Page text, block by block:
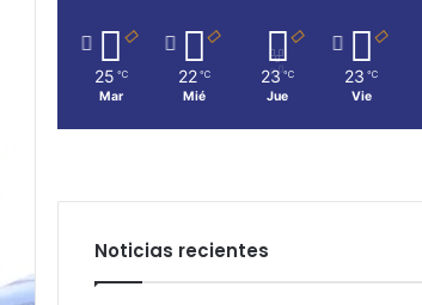
25 ℃
Mar
22 ℃
Mié
23 ℃
Jue
23 ℃
Vie
Noticias recientes